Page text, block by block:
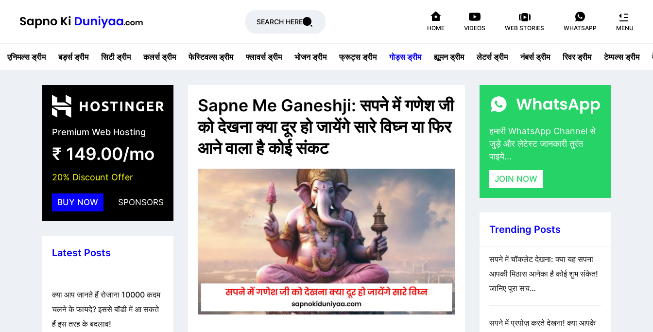
SEARCH HERE
HOME VIDEOS WEB STORIES WHATSAPP MENU
एनिमल्स ड्रीम बर्ड्स ड्रीम सिटी ड्रीम कलर्स ड्रीम फेस्टिवल्स ड्रीम फ्लावर्स ड्रीम भोजन ड्रीम फ्रूट्स ड्रीम गोड्स ड्रीम ह्यूमन ड्रीम लेटर्स ड्रीम नंबर्स ड्रीम रिवर ड्रीम टेम्पल्स ड्रीम
Premium Web Hosting
₹ 149.00/mo
20% Discount Offer
BUY NOW SPONSORS
Latest Posts
क्या आप जानते हैं रोजाना 10000 कदम
चलने के फायदे? इससे बॉडी में आ सकते
हैं इस तरह के बदलाव!
Sapne Me Ganeshji: सपने में गणेश जी
को देखना क्या दूर हो जायेंगे सारे विघ्न या फिर
आने वाला है कोई संकट
हमारी WhatsApp Channel से
जुड़े और लेटेस्ट जानकारी तुरंत
पाइये...
JOIN NOW
Trending Posts
सपने में चॉकलेट देखना: क्या यह सपना
आपकी मिठास आनेका है कोई शुभ संकेत!
जानिए पूरा सच…
सपने में प्रपोज़ करते देखना! क्या आपके